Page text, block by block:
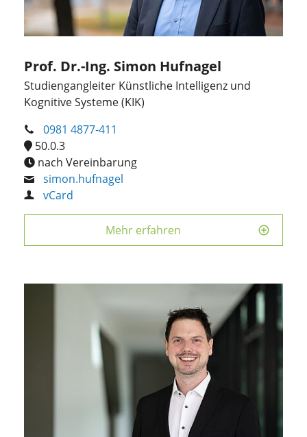
Prof. Dr.-Ing. Simon Hufnagel
Studiengangleiter Künstliche Intelligenz und
Kognitive Systeme (KIK)
0981 4877-411
50.0.3
nach Vereinbarung
simon.hufnagel
vCard
Mehr erfahren